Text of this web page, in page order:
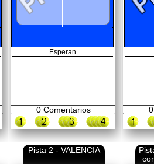
Esperan
0Comentarios 0
Pista 2 - VALENCIA